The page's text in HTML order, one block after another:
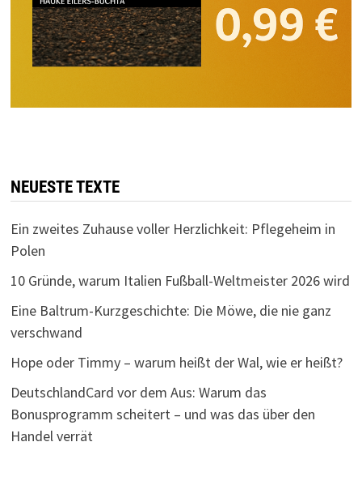
NEUESTE TEXTE
Ein zweites Zuhause voller Herzlichkeit: Pflegeheim in
Polen
10 Gründe, warum Italien Fußball-Weltmeister 2026 wird
Eine Baltrum-Kurzgeschichte: Die Möwe, die nie ganz
verschwand
Hope oder Timmy – warum heißt der Wal, wie er heißt?
DeutschlandCard vor dem Aus: Warum das
Bonusprogramm scheitert – und was das über den
Handel verrät